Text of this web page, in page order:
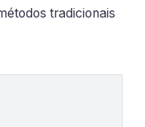
tradicionais